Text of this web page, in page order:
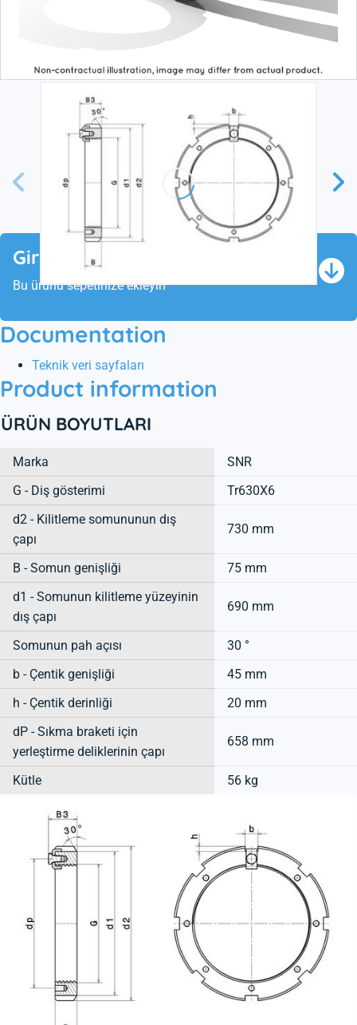
Giriş Yap
Bu ürünü sepetinize ekleyin
Documentation
Teknik veri sayfaları
Product information
ÜRÜN BOYUTLARI
Marka
SNR
G - Diş gösterimi
Tr630X6
d2 - Kilitleme somununun dış
çapı
730 mm
B - Somun genişliği
75 mm
d1 - Somunun kilitleme yüzeyinin
dış çapı
690 mm
Somunun pah açısı
30 °
b - Çentik genişliği
45 mm
h - Çentik derinliği
20 mm
dP - Sıkma braketi için
yerleştirme deliklerinin çapı
658 mm
Kütle 56 kg